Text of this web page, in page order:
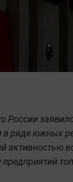
России
в ряде южных
активностью
предприятий